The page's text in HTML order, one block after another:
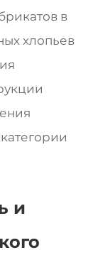
в
хлопьев
и